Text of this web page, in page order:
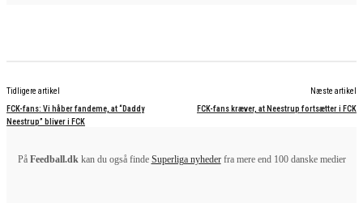
Tidligere artikel
FCK-fans: Vi håber fandeme, at “Daddy
Neestrup” bliver i FCK
Næste artikel
FCK-fans kræver, at Neestrup fortsætter i FCK
På Feedball.dkkan du også finde Superliga nyhederfra mere end 100 danske medier